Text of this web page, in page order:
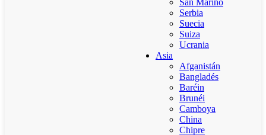
San Marino
Serbia
Suecia
Suiza
Ucrania
Asia
Afganistán
Bangladés
Baréin
Brunéi
Camboya
China
Chipre